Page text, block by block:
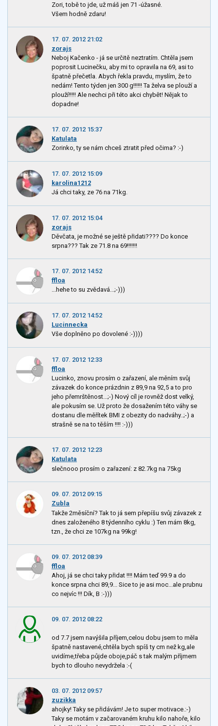
Zori, tobě to jde, už máš jen 71 -úžasné.
Všem hodně zdaru!
17. 07. 2012 21:02
zorajs
Neboj Kačenko - já se určitě neztratím. Chtěla jsem
poprosit Lucinečku, aby mi to opravila na 69, asi to
špatně přečetla. Abych řekla pravdu, myslím, že to
nedám! Tento týden jen 300 g!!!!!! Ta želva se plouží a
plouží!!!!! Ale nechci při této akci chybět! Nějak to
dopadne!
17. 07. 2012 15:37
Katulata
Zorinko, ty se nám chceš ztratit před očima? :-)
17. 07. 2012 15:09
karolina1212
Já chci taky, ze 76 na 71kg.
17. 07. 2012 15:04
zorajs
Děvčata, je možné se ještě přidati???? Do konce
srpna??? Tak ze 71.8 na 69!!!!!!!
17. 07. 2012 14:52
ffloa
...hehe to su zvědavá...;-)))
17. 07. 2012 14:52
Lucinnecka
Vše doplněno po dovolené :-))))
17. 07. 2012 12:33
ffloa
Lucinko, znovu prosím o zařazení, ale měním svůj
závazek do konce prázdnin z 89,9 na 92,5 a to pro
jeho přemrštěnost...;-) Nový cíl je rovněž dost velký,
ale pokusím se. Už proto že dosažením této váhy se
dostanu dle měřítek BMI z obezity do nadváhy..;-) a
strašně se na to těším !!!! :-)))
17. 07. 2012 12:23
Katulata
slečnooo prosím o zařazení: z 82.7kg na 75kg
09. 07. 2012 09:15
Zubla
Takže 2měsíční? Tak to já sem přepíšu svůj závazek z
dnes založeného 8 týdenního cyklu :) Ten mám 8kg,
tzn., že chci ze 107kg na 99kg!
09. 07. 2012 08:39
ffloa
Ahoj, já se chci taky přidat !!!! Mám teď 99.9 a do
konce srpna chci 89,9... Sice to je asi moc...ale prubnu
co nejvíc !!! Dík, B :-)))
09. 07. 2012 08:22
od 7.7 jsem navýšila příjem,celou dobu jsem to měla
špatně nastavené,chtěla bych spíš ty cm než kg,ale
uvidíme,třeba půjde oboje,páč s tak malým příjmem
bych to dlouho nevydržela :-(
03. 07. 2012 09:57
zuzikka
ahojky! Taky se přidávám! Je to super motivace.:-)
Taky se motám v začarovaném kruhu kilo nahoře, kilo